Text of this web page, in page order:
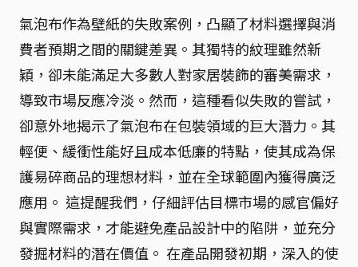
氣泡布作為壁紙的失敗案例，凸顯了材料選擇與消
費者預期之間的關鍵差異。其獨特的紋理雖然新
穎，卻未能滿足大多數人對家居裝飾的審美需求，
導致市場反應冷淡。然而，這種看似失敗的嘗試，
卻意外地揭示了氣泡布在包裝領域的巨大潛力。其
輕便、緩衝性能好且成本低廉的特點，使其成為保
護易碎商品的理想材料，並在全球範圍內獲得廣泛
應用。 這提醒我們，仔細評估目標市場的感官偏好
與實際需求，才能避免產品設計中的陷阱，並充分
發掘材料的潛在價值。 在產品開發初期，深入的使